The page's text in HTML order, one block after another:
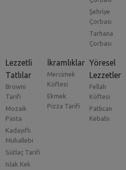
Şehriye
Çorbası
Tarhana
Çorbası
Lezzetli
Tatlılar
Browni
Tarifi
Mozaik
Pasta
Kadayıflı
Muhallebi
Sütlaç Tarifi
Islak Kek
İkramlıklar
Mercimek
Köftesi
Ekmek
Pizza Tarifi
Yöresel
Lezzetler
Fellah
Köftesi
Patlıcan
Kebabı